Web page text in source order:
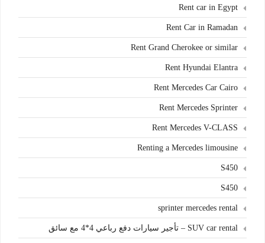
Rent car in Egypt
Rent Car in Ramadan
Rent Grand Cherokee or similar
Rent Hyundai Elantra
Rent Mercedes Car Cairo
Rent Mercedes Sprinter
Rent Mercedes V-CLASS
Renting a Mercedes limousine
S450
S450
sprinter mercedes rental
SUV car rental – تأجير سيارات دفع رباعي 4*4 مع سائق